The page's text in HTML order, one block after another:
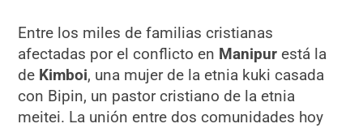
Entre los miles de familias cristianas
afectadas por el conflicto en Manipur está la
de Kimboi, una mujer de la etnia kuki casada
con Bipin, un pastor cristiano de la etnia
meitei. La unión entre dos comunidades hoy